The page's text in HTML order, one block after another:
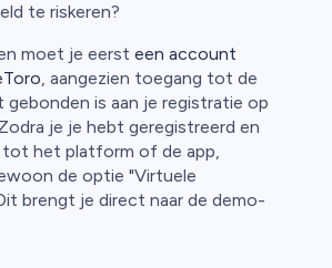
te riskeren?
moet je eerst een account
, aangezien toegang tot de
is aan je registratie op
je je hebt geregistreerd en
het platform of de app,
de optie "Virtuele
brengt je direct naar de demo-